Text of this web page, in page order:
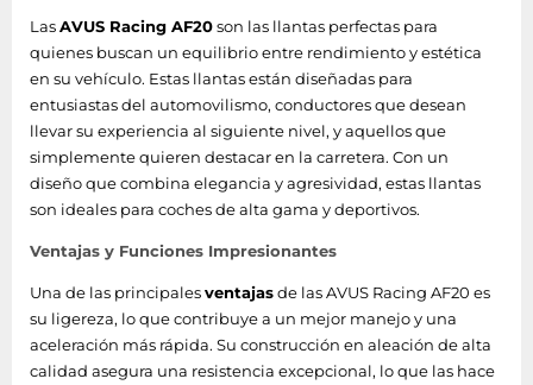
LasAVUS Racing AF20son las llantas perfectas para
quienes buscan un equilibrio entre rendimiento y estética
en su vehículo. Estas llantas están diseñadas para
entusiastas del automovilismo, conductores que desean
llevar su experiencia al siguiente nivel, y aquellos que
simplemente quieren destacar en la carretera. Con un
diseño que combina elegancia y agresividad, estas llantas
son ideales para coches de alta gama y deportivos.
Ventajas y Funciones Impresionantes
Una de las principalesventajasde las AVUS Racing AF20 es
su ligereza, lo que contribuye a un mejor manejo y una
aceleración más rápida. Su construcción en aleación de alta
calidad asegura una resistencia excepcional, lo que las hace